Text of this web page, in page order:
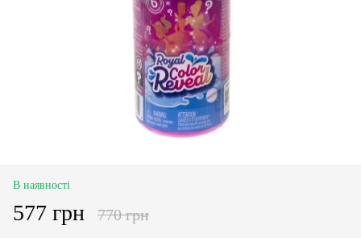
В наявності
577 грн 770 грн